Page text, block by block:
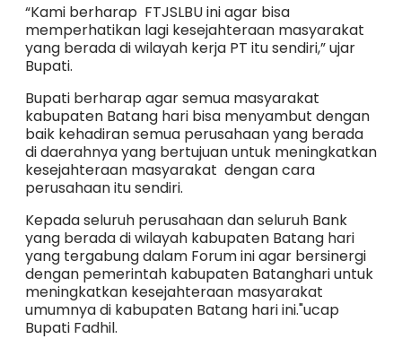
“Kami berharap FTJSLBU ini agar bisa
memperhatikan lagi kesejahteraan masyarakat
yang berada di wilayah kerja PT itu sendiri,” ujar
Bupati.
Bupati berharap agar semua masyarakat
kabupaten Batang hari bisa menyambut dengan
baik kehadiran semua perusahaan yang berada
di daerahnya yang bertujuan untuk meningkatkan
kesejahteraan masyarakat dengan cara
perusahaan itu sendiri.
Kepada seluruh perusahaan dan seluruh Bank
yang berada di wilayah kabupaten Batang hari
yang tergabung dalam Forum ini agar bersinergi
dengan pemerintah kabupaten Batanghari untuk
meningkatkan kesejahteraan masyarakat
umumnya di kabupaten Batang hari ini."ucap
Bupati Fadhil.